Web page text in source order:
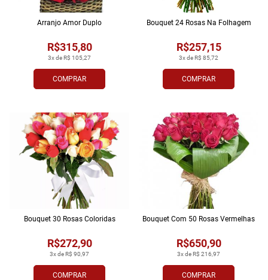
COMPRAR
3x de R$ 105,27
R$315,80
Arranjo Amor Duplo
COMPRAR
3x de R$ 85,72
R$257,15
Bouquet 24 Rosas Na Folhagem
COMPRAR
3x de R$ 90,97
R$272,90
Bouquet 30 Rosas Coloridas
COMPRAR
3x de R$ 216,97
R$650,90
Bouquet Com 50 Rosas Vermelhas